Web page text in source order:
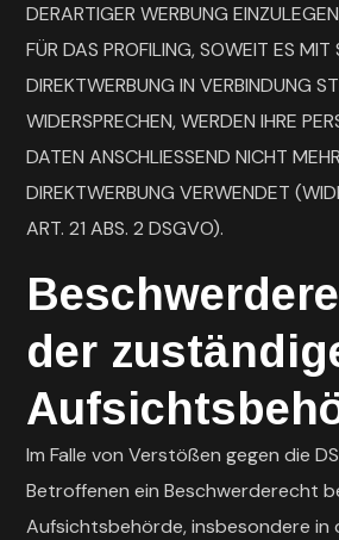
DERARTIGER WERBUNG
FÜR DAS PROFILING, SOWEIT ES MIT
DIREKTWERBUNG IN VERBINDUNG
WIDERSPRECHEN, WERDEN IHRE
DATEN ANSCHLIESSEND NICHT
DIREKTWERBUNG VERWENDET
ART. 21 ABS. 2 DSGVO).
der
Im Falle von Verstößen gegen die
Betroffenen ein Beschwerderecht
Aufsichtsbehörde, insbesondere in